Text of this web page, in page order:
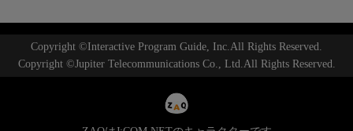
Copyright ©Interactive Program Guide, Inc.All Rights Reserved.
Copyright ©Jupiter Telecommunications Co., Ltd.All Rights Reserved.